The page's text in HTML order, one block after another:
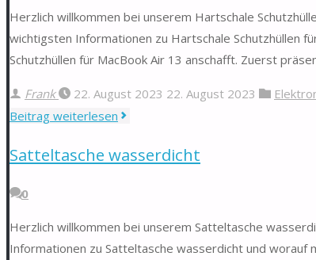
Herzlich willkommen bei unserem Hartschale
wichtigsten Informationen zu Hartschale Schutzhüllen
Schutzhüllen für MacBook Air 13 anschafft. Zuerst
Frank 22. August 2023 22. August 2023
Beitrag weiterlesen "Hartschale
MacBook
Satteltasche wasserdicht
0
Herzlich willkommen bei unserem Satteltasche
Informationen zu Satteltasche wasserdicht und worauf